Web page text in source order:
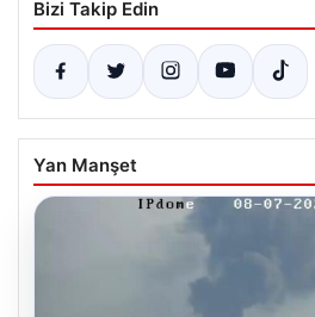
Bizi Takip Edin
Yan Manşet